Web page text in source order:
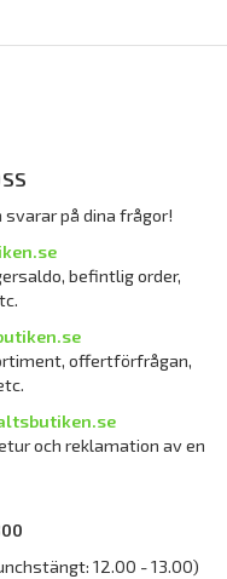
svarar på dina frågor!
befintlig order,
offertförfrågan,
och reklamation av en
12.00 - 13.00)